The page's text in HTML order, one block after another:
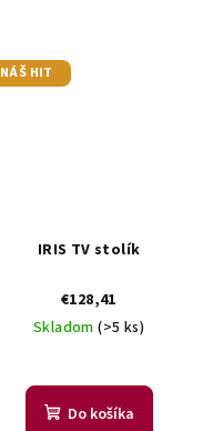
NÁŠ HIT
IRIS TV stolík
€128,41
Skladom(>5 ks)
Do košíka